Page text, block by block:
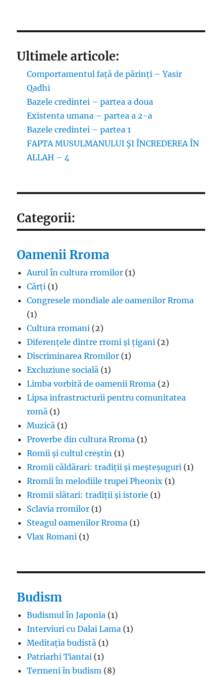
Ultimele articole:
Comportamentul față de părinți – Yasir
Qadhi
Bazele credintei – partea a doua
Existenta umana – partea a 2-a
Bazele credintei – partea 1
FAPTA MUSULMANULUI ŞI ÎNCREDEREA ÎN
ALLAH – 4
Categorii:
Oamenii Rroma
Aurul în cultura rromilor (1)
Cărți (1)
Congresele mondiale ale oamenilor Rroma
(1)
Cultura rromani (2)
Diferențele dintre rromi și țigani (2)
Discriminarea Rromilor (1)
Excluziune socială (1)
Limba vorbită de oamenii Rroma (2)
Lipsa infrastructurii pentru comunitatea
romă (1)
Muzică (1)
Proverbe din cultura Rroma (1)
Romii și cultul creștin (1)
Rromii căldărari: tradiții și meșteșuguri (1)
Rromii în melodiile trupei Pheonix (1)
Rromii slătari: tradiții și istorie (1)
Sclavia rromilor (1)
Steagul oamenilor Rroma (1)
Vlax Romani (1)
Budism
Budismul în Japonia (1)
Interviuri cu Dalai Lama (1)
Meditația budistă (1)
Patriarhi Tiantai (1)
Termeni în budism (8)